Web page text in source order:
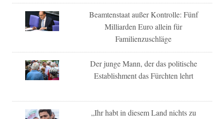
Beamtenstaat außer Kontrolle: Fünf
Milliarden Euro allein für
Familienzuschläge
Der junge Mann, der das politische
Establishment das Fürchten lehrt
„Ihr habt in diesem Land nichts zu